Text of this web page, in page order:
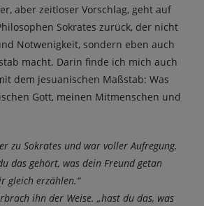
aber zeitloser Vorschlag, geht auf
Sokrates zurück, der nicht
Notwenigkeit, sondern eben auch
macht. Darin finde ich mich auch
dem jesuanischen Maßstab: Was
Gott, meinen Mitmenschen und
zu Sokrates und war voller Aufregung.
das gehört, was dein Freund getan
gleich erzählen.“
ihn der Weise. „hast du das, was